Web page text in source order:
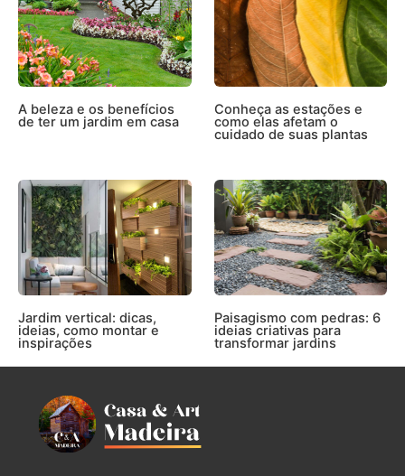
A beleza e os benefícios
de ter um jardim em casa
Conheça as estações e
como elas afetam o
cuidado de suas plantas
Jardim vertical: dicas,
ideias, como montar e
inspirações
Paisagismo com pedras: 6
ideias criativas para
transformar jardins